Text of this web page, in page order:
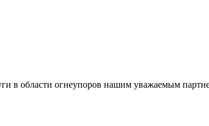
в области огнеупоров нашим уважаемым